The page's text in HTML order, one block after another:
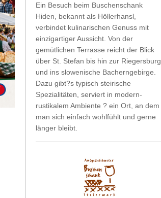
Ein Besuch beim Buschenschank
Hiden, bekannt als Höllerhansl,
verbindet kulinarischen Genuss mit
einzigartiger Aussicht. Von der
gemütlichen Terrasse reicht der Blick
über St. Stefan bis hin zur Riegersburg
und ins slowenische Bacherngebirge.
Dazu gibt?s typisch steirische
Spezialitäten, serviert in modern-
rustikalem Ambiente ? ein Ort, an dem
man sich einfach wohlfühlt und gerne
länger bleibt.